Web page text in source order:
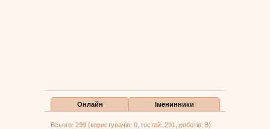
Онлайн Іменинники
Всього: 299 (користувачів: 0, гостей: 291, роботів: 8)